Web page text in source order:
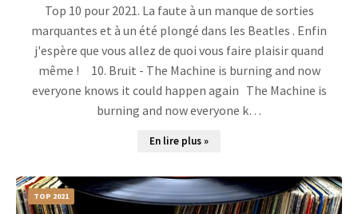
Top 10 pour 2021. La faute à un manque de sorties
marquantes et à un été plongé dans les Beatles . Enfin
j'espère que vous allez de quoi vous faire plaisir quand
même ! 10. Bruit - The Machine is burning and now
everyone knows it could happen again The Machine is
burning and now everyone k…
En lire plus »
TOP 2021